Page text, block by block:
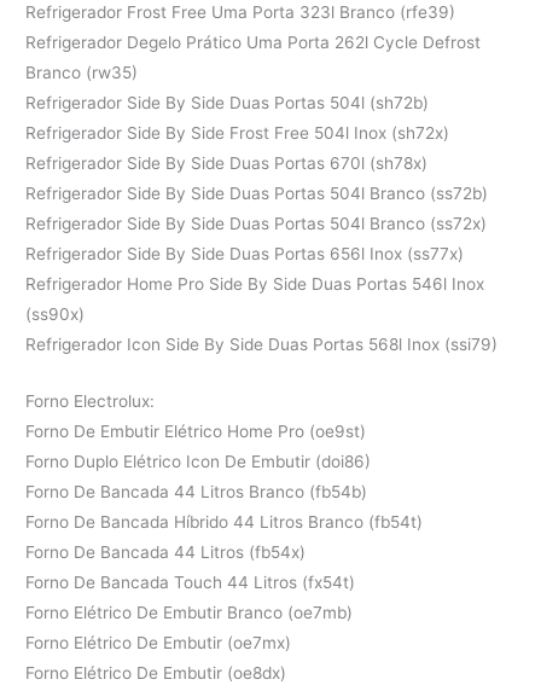
Refrigerador Frost Free Uma Porta 323l Branco (rfe39)
Refrigerador Degelo Prático Uma Porta 262l Cycle Defrost
Branco (rw35)
Refrigerador Side By Side Duas Portas 504l (sh72b)
Refrigerador Side By Side Frost Free 504l Inox (sh72x)
Refrigerador Side By Side Duas Portas 670l (sh78x)
Refrigerador Side By Side Duas Portas 504l Branco (ss72b)
Refrigerador Side By Side Duas Portas 504l Branco (ss72x)
Refrigerador Side By Side Duas Portas 656l Inox (ss77x)
Refrigerador Home Pro Side By Side Duas Portas 546l Inox
(ss90x)
Refrigerador Icon Side By Side Duas Portas 568l Inox (ssi79)
Forno Electrolux:
Forno De Embutir Elétrico Home Pro (oe9st)
Forno Duplo Elétrico Icon De Embutir (doi86)
Forno De Bancada 44 Litros Branco (fb54b)
Forno De Bancada Híbrido 44 Litros Branco (fb54t)
Forno De Bancada 44 Litros (fb54x)
Forno De Bancada Touch 44 Litros (fx54t)
Forno Elétrico De Embutir Branco (oe7mb)
Forno Elétrico De Embutir (oe7mx)
Forno Elétrico De Embutir (oe8dx)